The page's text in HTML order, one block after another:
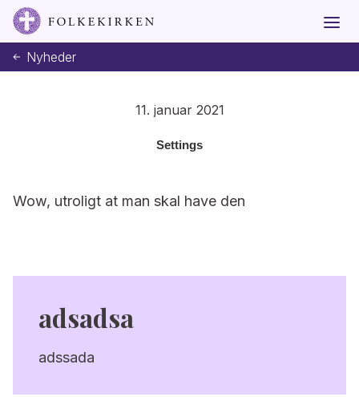
Nyheder
11. januar 2021
Settings
Wow, utroligt at man skal have den
adsadsa
adssada